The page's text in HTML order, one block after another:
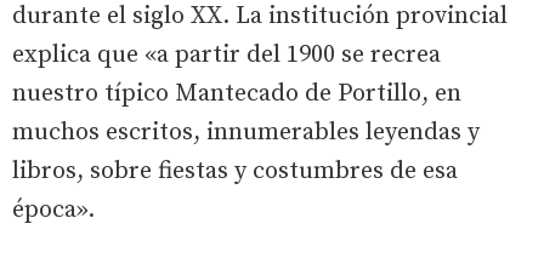
durante el siglo XX. La institución provincial
explica que «a partir del 1900 se recrea
nuestro típico Mantecado de Portillo, en
muchos escritos, innumerables leyendas y
libros, sobre fiestas y costumbres de esa
época».